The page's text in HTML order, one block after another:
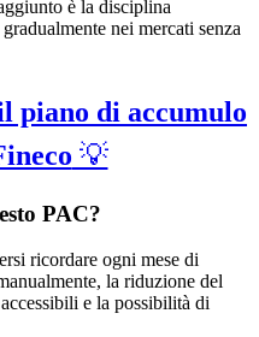
è la disciplina
nei mercati senza
piano di accumulo
💡
PAC?
ricordare ogni mese di
la riduzione del
e la possibilità di